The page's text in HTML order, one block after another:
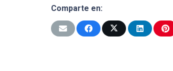
Comparte en: